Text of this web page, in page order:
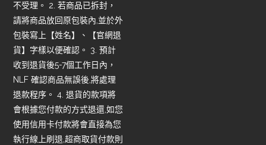
不受理。 2. 若商品已拆封，
請將商品放回原包裝內,並於外
包裝寫上【姓名】、【官網退
貨】字樣以便確認。 3. 預計
收到退貨後5-7個工作日內，
NLF 確認商品無誤後,將處理
退款程序。 4. 退貨的款項將
會根據您付款的方式退還,如您
使用信用卡付款將會直接為您
執行線上刷退,超商取貨付款則